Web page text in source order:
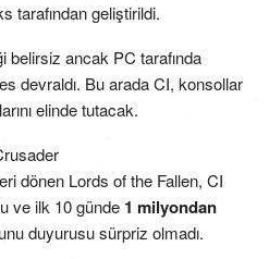
tarafından geliştirildi.
belirsiz ancak PC tarafında
devraldı. Bu arada CI, konsollar
elinde tutacak.
dönen Lords of the Fallen, CI
ve ilk 10 günde 1 milyondan
duyurusu sürpriz olmadı.